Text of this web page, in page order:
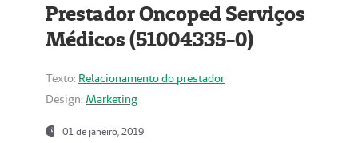
Prestador Oncoped Serviços
Médicos (51004335-0)
Texto: Relacionamento do prestador
Design: Marketing
01 de janeiro, 2019